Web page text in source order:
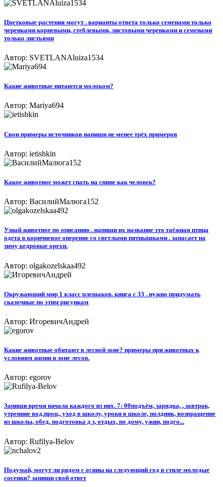
Цветковые растения могут . варианты ответа только семенами только
черенками корневыми, стеблевыми, листовыми черенками и семенами
только листьями
Автор: SVETLANAluiza1534
Какие животные питаются молоком?​
Автор: Mariya694
Свои примеры источников напиши не менее трёх примеров
Автор: ietishkin
Какое животное может спать на спине как человек?
Автор: ВасилийМалюга152
Узнай животное по описанию . напиши их название это таёжная птица
одета в коричневое оперение со светлыми пятнышками . запасает на
зиму кедровые орехи.
Автор: olgakozelskaa492
Окружающий мир 1 класс плешаков. книга с 33 . нужно придумать
сказочные по этим рисункам
Автор: ИгоревичАндрей
Какие животные обитают в лесной зоне? примеры при животных к
условиям жизни в зоне лесов.
Автор: egorov
Запиши время начала каждого из них. 7: 00подъём, зарядка, , завтрак,
утренние вод.проц., уход в школу, уроки в школе, полдник, возвращение
из школы, обед, подготовка д з, отдых, по дому, ужин, подго...
Автор: Rufilya-Belov
Подумай, могут ли рядом с осины на следующий год в стиле молодые
сосенки? запиши свой ответ